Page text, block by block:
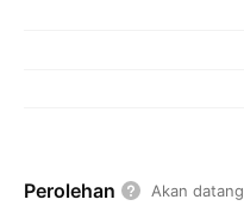
Perolehan Akan datang